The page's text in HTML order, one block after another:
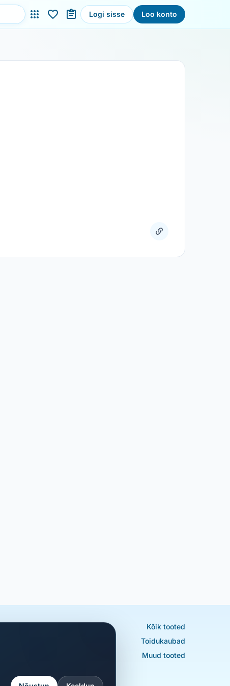
Logi sisse Loo konto
Kõik tooted
Toidukaubad
Muud tooted